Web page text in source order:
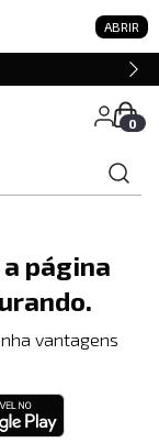
ABRIR
0
página
vantagens